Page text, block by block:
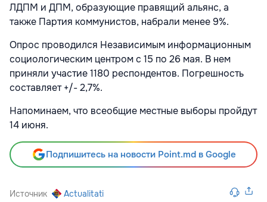
ЛДПМ и ДПМ, образующие правящий альянс, а
также Партия коммунистов, набрали менее 9%.
Опрос проводился Независимым информационным
социологическим центром с 15 по 26 мая. В нем
приняли участие 1180 респондентов. Погрешность
составляет +/- 2,7%.
Напоминаем, что всеобщие местные выборы пройдут
14 июня.
Подпишитесь на новости Point.md в Google
Источник Actualitati